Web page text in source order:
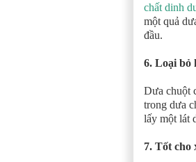
chất dinh
một quả
đầu.
6. Loại bỏ
Dưa chuột
trong dưa
lấy một lát
7. Tốt cho